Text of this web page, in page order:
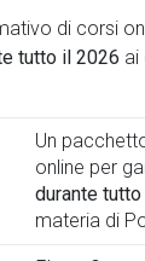
di corsi
tutto il 2026 ai
Un
online per
durante
materia di